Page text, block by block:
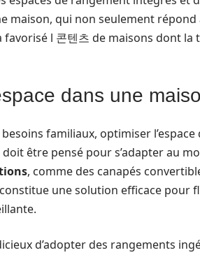
maison, qui non seulement
l 콘텐츠 de maisons dont la
dans une
familiaux, optimiser
être pensé pour s’adapter au
, comme des canapés
une solution efficace pour
d’adopter des rangements